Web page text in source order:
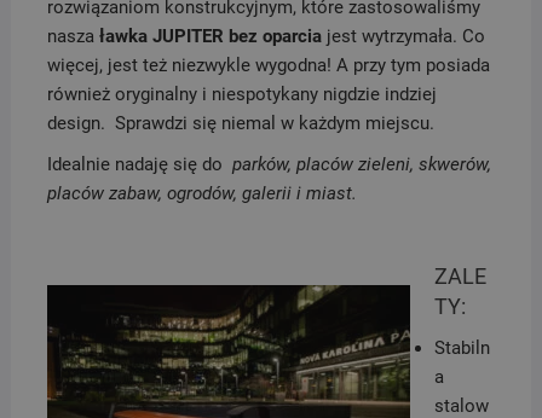
rozwiązaniom konstrukcyjnym, które zastosowaliśmy
nasza ławka JUPITER bez oparciajest wytrzymała. Co
więcej, jest też niezwykle wygodna! A przy tym posiada
również oryginalny i niespotykany nigdzie indziej
design. Sprawdzi się niemal w każdym miejscu.
Idealnie nadaję się do parków, placów zieleni, skwerów,
placów zabaw, ogrodów, galerii i miast.
ZALE
TY:
Stabiln
a
stalow